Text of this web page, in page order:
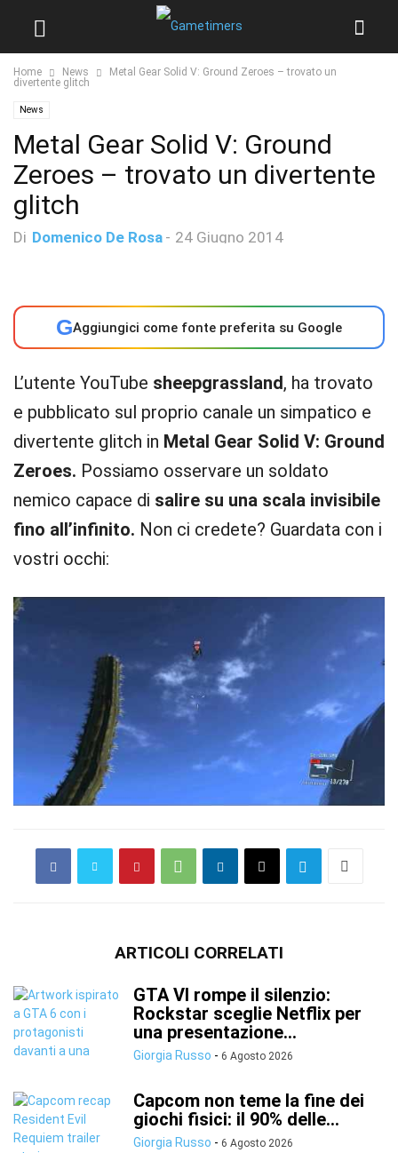
Home News
Metal Gear Solid V: Ground Zeroes – trovato un
divertente glitch
News
Metal Gear Solid V: Ground
Zeroes – trovato un divertente
glitch
Di Domenico De Rosa - 24 Giugno 2014
GAggiungici come fonte preferita su Google
L’utente YouTube sheepgrassland, ha trovato
e pubblicato sul proprio canale un simpatico e
divertente glitch in Metal Gear Solid V: Ground
Zeroes. Possiamo osservare un soldato
nemico capace di salire su una scala invisibile
fino all’infinito. Non ci credete? Guardata con i
vostri occhi:
ARTICOLI CORRELATI
GTA VI rompe il silenzio:
Rockstar sceglie Netflix per
una presentazione...
Giorgia Russo - 6 Agosto 2026
Capcom non teme la fine dei
giochi fisici: il 90% delle...
Giorgia Russo - 6 Agosto 2026